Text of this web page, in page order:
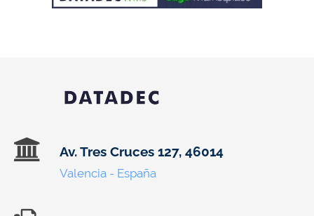
Av. Tres Cruces 127, 46014
Valencia - España